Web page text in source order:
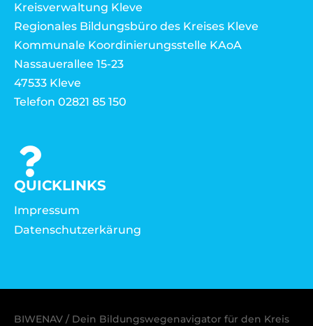
Kreisverwaltung Kleve
Regionales Bildungsbüro des Kreises Kleve
Kommunale Koordinierungsstelle KAoA
Nassauerallee 15-23
47533 Kleve
Telefon 02821 85 150
QUICKLINKS
Impressum
Datenschutzerkärung
BIWENAV / Dein Bildungswegenavigator für den Kreis